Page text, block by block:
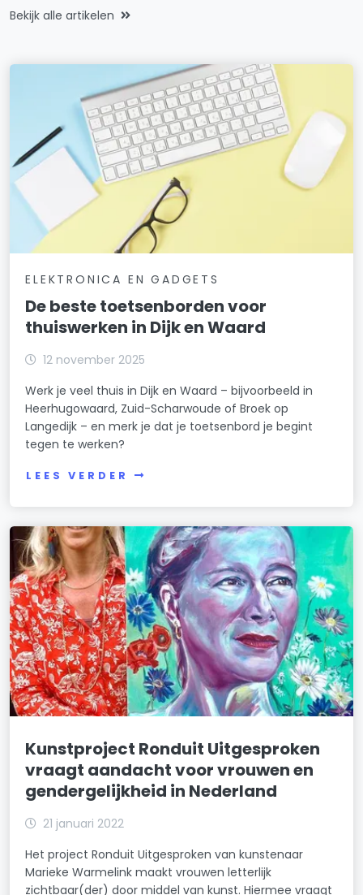
Bekijk alle artikelen
ELEKTRONICA EN GADGETS
De beste toetsenborden voor
thuiswerken in Dijk en Waard
12 november 2025
Werk je veel thuis in Dijk en Waard – bijvoorbeeld in
Heerhugowaard, Zuid-Scharwoude of Broek op
Langedijk – en merk je dat je toetsenbord je begint
tegen te werken?
LEES VERDER
Kunstproject Ronduit Uitgesproken
vraagt aandacht voor vrouwen en
gendergelijkheid in Nederland
21 januari 2022
Het project Ronduit Uitgesproken van kunstenaar
Marieke Warmelink maakt vrouwen letterlijk
zichtbaar(der) door middel van kunst. Hiermee vraagt